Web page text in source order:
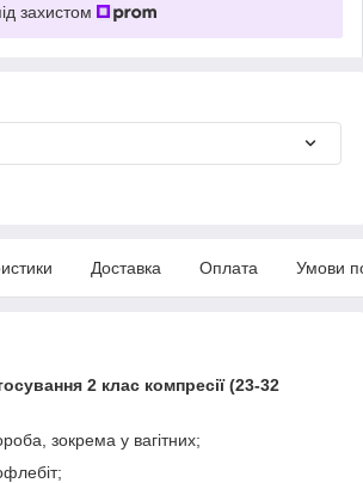
захистом
Доставка Оплата Умови
2 клас компресії (23-32
зокрема у вагітних;